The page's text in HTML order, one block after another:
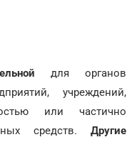
для органов
учреждений,
или частично
средств. Другие